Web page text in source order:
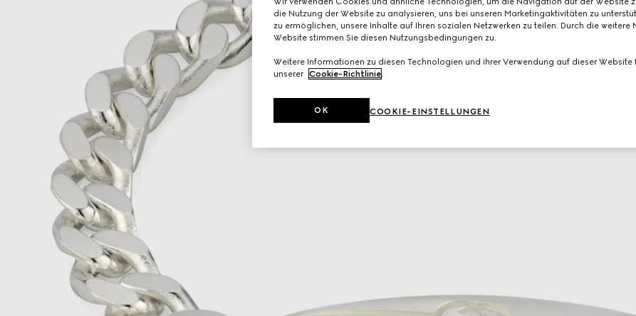
die Nutzung der Website zu analysieren, uns bei unseren Marketingaktivitäten zu
zu ermöglichen, unsere Inhalte auf Ihren sozialen Netzwerken zu teilen. Durch die weitere
Website stimmen Sie diesen Nutzungsbedingungen zu.
Weitere Informationen zu diesen Technologien und ihrer Verwendung auf dieser Website
unserer Cookie-Richtlinie.
COOKIE-EINSTELLUNGEN
OK